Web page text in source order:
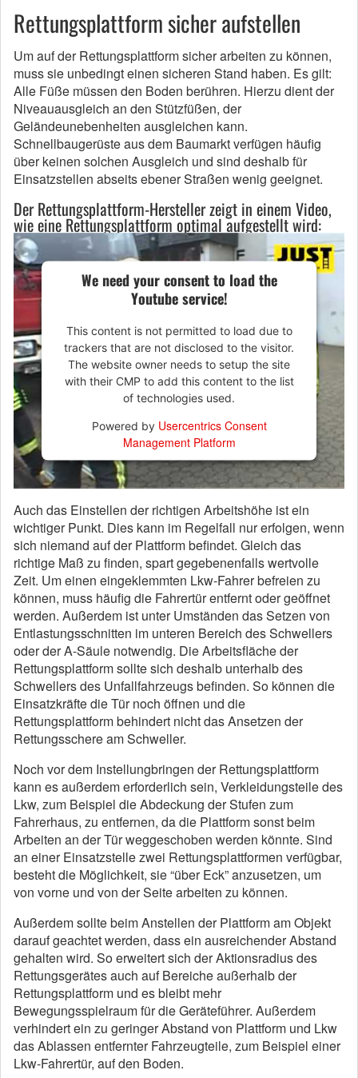
Rettungsplattform sicher aufstellen
Um auf der Rettungsplattform sicher arbeiten zu können,
muss sie unbedingt einen sicheren Stand haben. Es gilt:
Alle Füße müssen den Boden berühren. Hierzu dient der
Niveauausgleich an den Stützfüßen, der
Geländeunebenheiten ausgleichen kann.
Schnellbaugerüste aus dem Baumarkt verfügen häufig
über keinen solchen Ausgleich und sind deshalb für
Einsatzstellen abseits ebener Straßen wenig geeignet.
Der Rettungsplattform-Hersteller zeigt in einem Video,
wie eine Rettungsplattform optimal aufgestellt wird:
We need your consent to load the
Youtube service!
This content is not permitted to load due to
trackers that are not disclosed to the visitor.
The website owner needs to setup the site
with their CMP to add this content to the list
of technologies used.
Powered by Usercentrics Consent
Management Platform
Auch das Einstellen der richtigen Arbeitshöhe ist ein
wichtiger Punkt. Dies kann im Regelfall nur erfolgen, wenn
sich niemand auf der Plattform befindet. Gleich das
richtige Maß zu finden, spart gegebenenfalls wertvolle
Zeit. Um einen eingeklemmten Lkw-Fahrer befreien zu
können, muss häufig die Fahrertür entfernt oder geöffnet
werden. Außerdem ist unter Umständen das Setzen von
Entlastungsschnitten im unteren Bereich des Schwellers
oder der A-Säule notwendig. Die Arbeitsfläche der
Rettungsplattform sollte sich deshalb unterhalb des
Schwellers des Unfallfahrzeugs befinden. So können die
Einsatzkräfte die Tür noch öffnen und die
Rettungsplattform behindert nicht das Ansetzen der
Rettungsschere am Schweller.
Noch vor dem Instellungbringen der Rettungsplattform
kann es außerdem erforderlich sein, Verkleidungsteile des
Lkw, zum Beispiel die Abdeckung der Stufen zum
Fahrerhaus, zu entfernen, da die Plattform sonst beim
Arbeiten an der Tür weggeschoben werden könnte. Sind
an einer Einsatzstelle zwei Rettungsplattformen verfügbar,
besteht die Möglichkeit, sie “über Eck” anzusetzen, um
von vorne und von der Seite arbeiten zu können.
Außerdem sollte beim Anstellen der Plattform am Objekt
darauf geachtet werden, dass ein ausreichender Abstand
gehalten wird. So erweitert sich der Aktionsradius des
Rettungsgerätes auch auf Bereiche außerhalb der
Rettungsplattform und es bleibt mehr
Bewegungsspielraum für die Geräteführer. Außerdem
verhindert ein zu geringer Abstand von Plattform und Lkw
das Ablassen entfernter Fahrzeugteile, zum Beispiel einer
Lkw-Fahrertür, auf den Boden.